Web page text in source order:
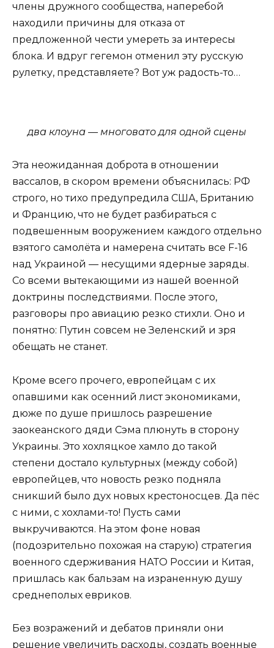
члены дружного сообщества, наперебой
находили причины для отказа от
предложенной чести умереть за интересы
блока. И вдруг гегемон отменил эту русскую
рулетку, представляете? Вот уж радость-то…
два клоуна — многовато для одной сцены
Эта неожиданная доброта в отношении
вассалов, в скором времени объяснилась: РФ
строго, но тихо предупредила США, Британию
и Францию, что не будет разбираться с
подвешенным вооружением каждого отдельно
взятого самолёта и намерена считать все F-16
над Украиной — несущими ядерные заряды.
Со всеми вытекающими из нашей военной
доктрины последствиями. После этого,
разговоры про авиацию резко стихли. Оно и
понятно: Путин совсем не Зеленский и зря
обещать не станет.
Кроме всего прочего, европейцам с их
опавшими как осенний лист экономиками,
дюже по душе пришлось разрешение
заокеанского дяди Сэма плюнуть в сторону
Украины. Это хохляцкое хамло до такой
степени достало культурных (между собой)
европейцев, что новость резко подняла
сникший было дух новых крестоносцев. Да пёс
с ними, с хохлами-то! Пусть сами
выкручиваются. На этом фоне новая
(подозрительно похожая на старую) стратегия
военного сдерживания НАТО России и Китая,
пришлась как бальзам на израненную душу
среднеполых евриков.
Без возражений и дебатов приняли они
решение увеличить расходы, создать военные